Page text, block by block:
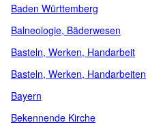
Baden Württemberg
Balneologie, Bäderwesen
Basteln, Werken, Handarbeit
Basteln, Werken, Handarbeiten
Bayern
Bekennende Kirche